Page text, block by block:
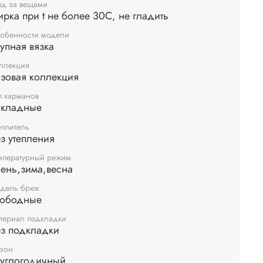
дома. Этот детский комбинезон также отлично
роль домашней одежды. Если вы ищете
то этот изделие станет практичным решением.
за вещами
при t не более 30С, не гладить
модели
вязка
коллекция
карманов
утепления
режим
брюк
подкладки
подкладки